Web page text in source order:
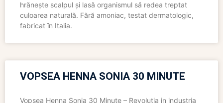
hrănește scalpul și lasă organismul să redea treptat
culoarea naturală. Fără amoniac, testat dermatologic,
fabricat în Italia.
VOPSEA HENNA SONIA 30 MINUTE
Vopsea Henna Sonia 30 Minute – Revolutia in industria